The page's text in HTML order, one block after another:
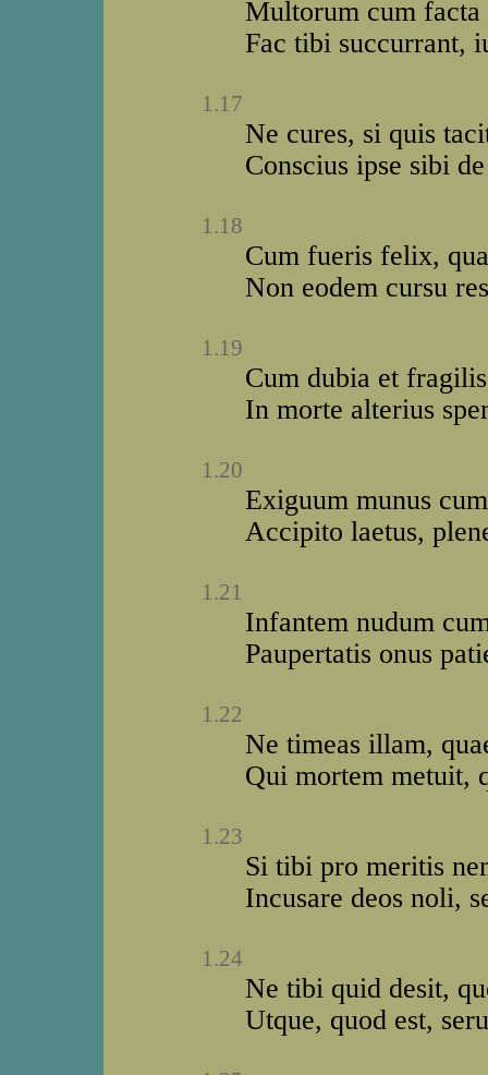
Multorum cum facta
Fac tibi succurrant,
1.17
Ne cures, si quis
Conscius ipse sibi
1.18
Cum fueris felix,
Non eodem cursu
1.19
Cum dubia et
In morte alterius
1.20
Exiguum munus
Accipito laetus,
1.21
Infantem nudum
Paupertatis onus
1.22
Ne timeas illam,
Qui mortem metuit,
1.23
Si tibi pro meritis
Incusare deos noli,
1.24
Ne tibi quid desit,
Utque, quod est,